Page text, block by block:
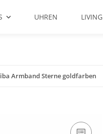
UHREN LIVING
Armband Sterne goldfarben